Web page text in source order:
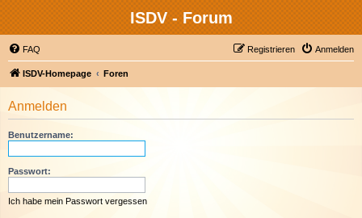
ISDV - Forum
FAQ Anmelden
Registrieren
ISDV-Homepage Foren
Anmelden
Benutzername:
Passwort:
Ich habe mein Passwort vergessen